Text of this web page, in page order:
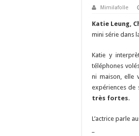
Mimilafolle
Katie Leung,
mini série dans
Katie y
téléphones
ni maison, elle
expériences de
très fortes.
L’actrice parle